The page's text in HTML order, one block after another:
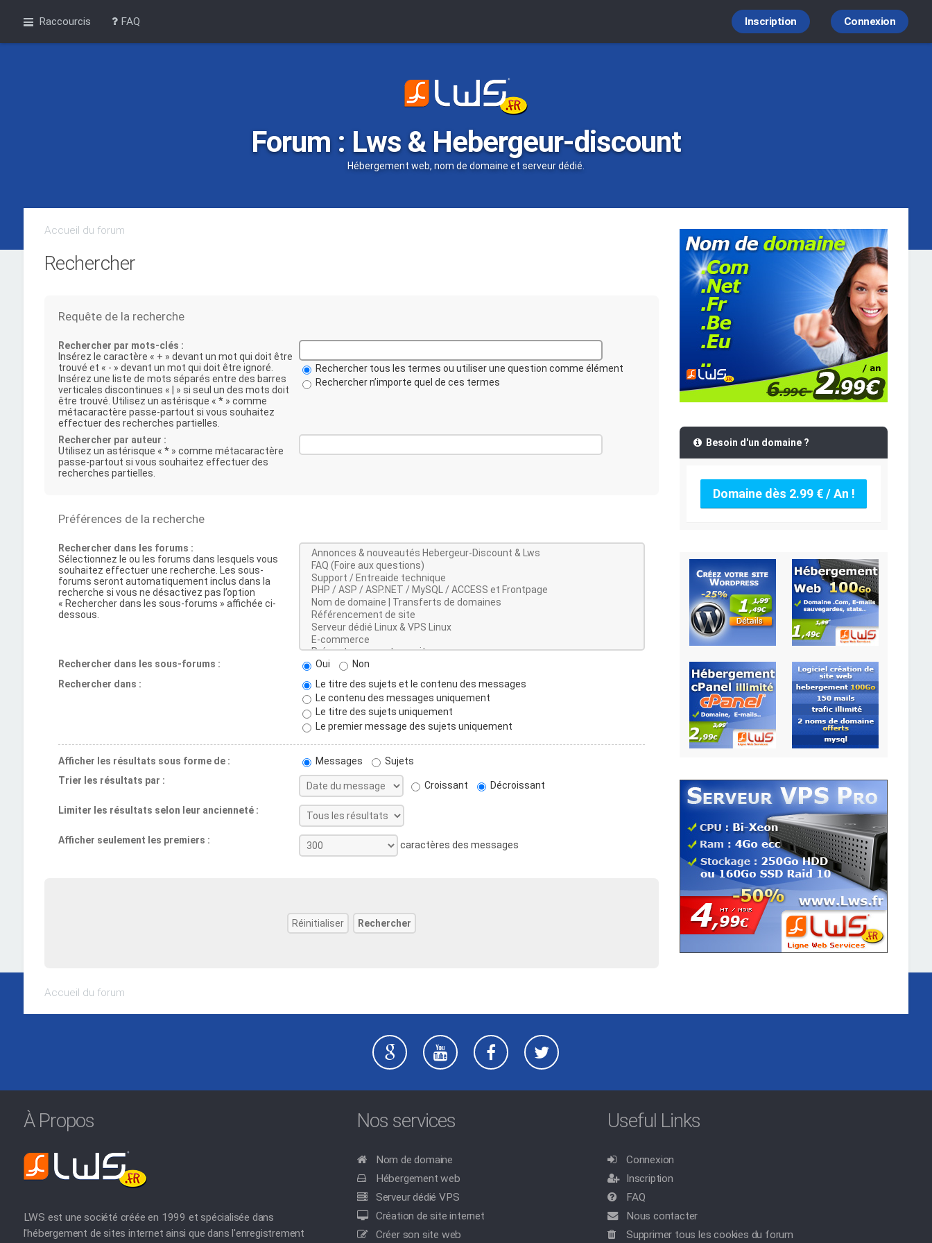
Raccourcis FAQ Connexion
Inscription
Forum : Lws & Hebergeur-discount
Hébergement web, nom de domaine et serveur dédié.
Accueil du forum
Rechercher
Requête de la recherche
Rechercher par mots-clés :
Insérez le caractère « + » devant un mot qui doit être
trouvé et « - » devant un mot qui doit être ignoré.
Insérez une liste de mots séparés entre des barres
verticales discontinues « | » si seul un des mots doit
être trouvé. Utilisez un astérisque « * » comme
métacaractère passe-partout si vous souhaitez
effectuer des recherches partielles.
Rechercher tous les termes ou utiliser une question comme élément
Rechercher n’importe quel de ces termes
Rechercher par auteur :
Utilisez un astérisque « * » comme métacaractère
passe-partout si vous souhaitez effectuer des
recherches partielles.
Préférences de la recherche
Rechercher dans les forums :
Sélectionnez le ou les forums dans lesquels vous
souhaitez effectuer une recherche. Les sous-
forums seront automatiquement inclus dans la
recherche si vous ne désactivez pas l’option
« Rechercher dans les sous-forums » affichée ci-
dessous.
Rechercher dans les sous-forums : Oui
Non
Rechercher dans :
Le titre des sujets et le contenu des messages
Le contenu des messages uniquement
Le titre des sujets uniquement
Le premier message des sujets uniquement
Afficher les résultats sous forme de : Messages
Sujets
Trier les résultats par :
Croissant Décroissant
Limiter les résultats selon leur ancienneté :
Afficher seulement les premiers : caractères des messages
Accueil du forum
Besoin d'un domaine ?
Domaine dès 2.99 € / An !
À Propos
LWS est une société créée en 1999 et spécialisée dans
l'hébergement de sites internet ainsi que dans l'enregistrement
Nos services
Nom de domaine
Hébergement web
Serveur dédié VPS
Création de site internet
Créer son site web
Useful Links
Connexion
Inscription
FAQ
Nous contacter
Supprimer tous les cookies du forum